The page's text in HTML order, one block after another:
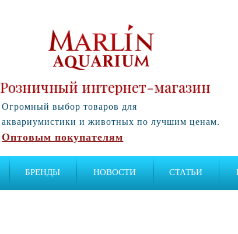
Розничный интернет-магазин
Огромный выбор товаров для
аквариумистики и животных по лучшим ценам.
Оптовым покупателям
БРЕНДЫ НОВОСТИ СТАТЬИ